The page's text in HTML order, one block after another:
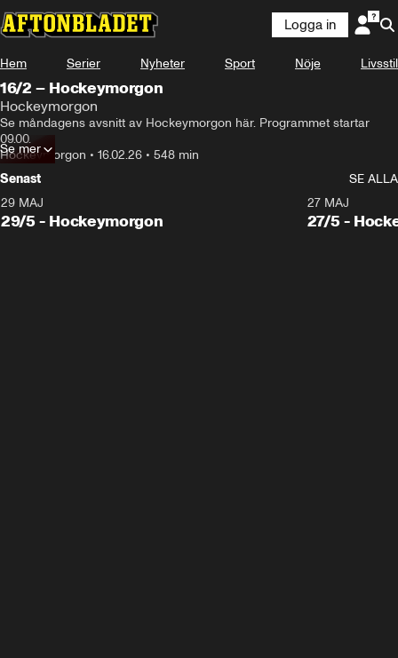
Logga in
Hem Serier Nyheter Sport Nöje Livsstil
16/2 – Hockeymorgon
Hockeymorgon
Se måndagens avsnitt av Hockeymorgon här. Programmet startar
09.00.
Hockeymorgon • 16.02.26 • 548 min
Se mer
Senast
SE ALLA
29 MAJ
29/5 - Hockeymorgon
27 MAJ
27/5 -